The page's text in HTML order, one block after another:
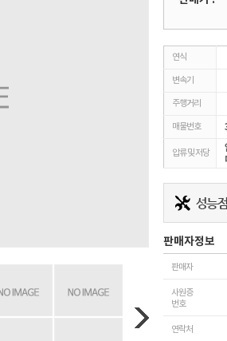
연식
변속기
주행거리
매물번호
압류 및 저당
판매자정보
판매자
사원증
번호
연락처